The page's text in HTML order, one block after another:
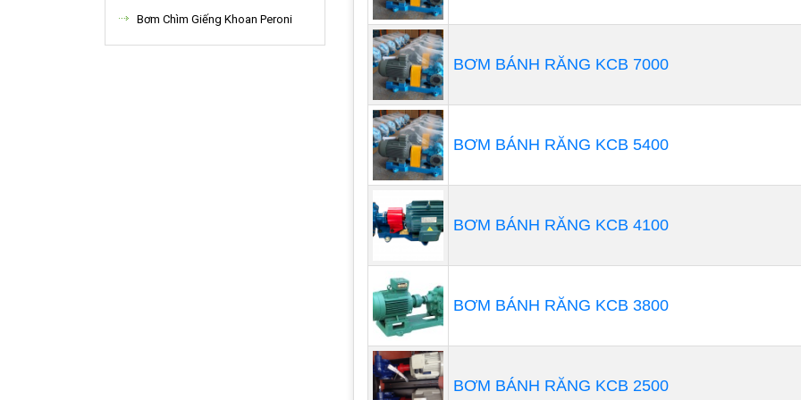
Bơm Chìm Giếng Khoan Peroni
Máy bơm hoá chất trong công nghiệp
Dầu mỏ, khí đốt, kể từ khi mới phát hiện tới nay đã trở thành
đời sống kinh tế, chính trị và xã hội. Dầu mỏ, khí đốt càng
BƠM BÁNH RĂNG KCB 7000
BƠM BÁNH RĂNG KCB 5400
BƠM BÁNH RĂNG KCB 4100
BƠM BÁNH RĂNG KCB 3800
BƠM BÁNH RĂNG KCB 2500